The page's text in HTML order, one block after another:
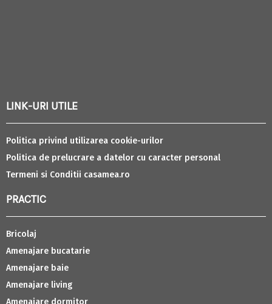
LINK-URI UTILE
Politica privind utilizarea cookie-urilor
Politica de prelucrare a datelor cu caracter personal
Termeni si Conditii casamea.ro
PRACTIC
Bricolaj
Amenajare bucatarie
Amenajare baie
Amenajare living